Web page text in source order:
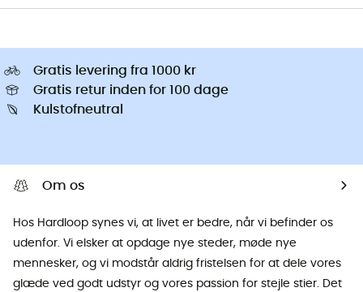
Gratis levering fra 1000 kr
Gratis retur inden for 100 dage
Kulstofneutral
Om os
Hos Hardloop synes vi, at livet er bedre, når vi befinder os
udenfor. Vi elsker at opdage nye steder, møde nye
mennesker, og vi modstår aldrig fristelsen for at dele vores
glæde ved godt udstyr og vores passion for stejle stier. Det